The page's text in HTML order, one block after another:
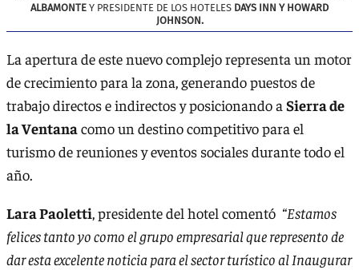
ALBAMONTE Y PRESIDENTE DE LOS HOTELES DAYS INN Y HOWARD
JOHNSON.
La apertura de este nuevo complejo representa un motor
de crecimiento para la zona, generando puestos de
trabajo directos e indirectos y posicionando a Sierra de
la Ventanacomo un destino competitivo para el
turismo de reuniones y eventos sociales durante todo el
año.
Lara Paoletti , presidente del hotel comentó “Estamos
felices tanto yo como el grupo empresarial que represento de
dar esta excelente noticia para el sector turístico al Inaugurar